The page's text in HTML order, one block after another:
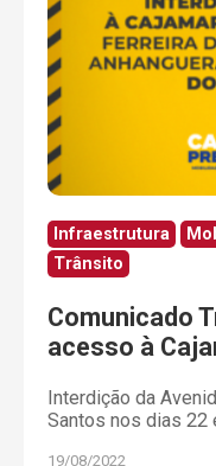
Infraestrutura
Trânsito
Comunicado
acesso à
Interdição da
Santos nos dias 22
19/08/2022